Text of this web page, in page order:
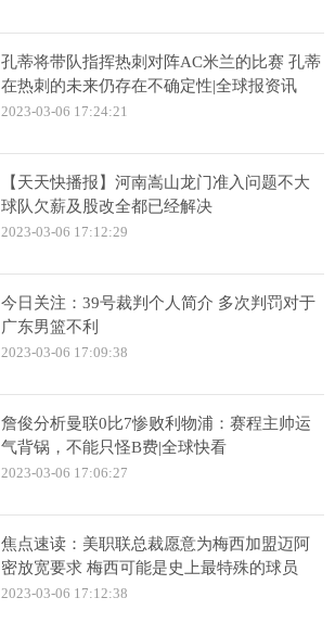
孔蒂将带队指挥热刺对阵AC米兰的比赛 孔蒂
在热刺的未来仍存在不确定性|全球报资讯
2023-03-06 17:24:21
【天天快播报】河南嵩山龙门准入问题不大
球队欠薪及股改全都已经解决
2023-03-06 17:12:29
今日关注：39号裁判个人简介 多次判罚对于
广东男篮不利
2023-03-06 17:09:38
詹俊分析曼联0比7惨败利物浦：赛程主帅运
气背锅，不能只怪B费|全球快看
2023-03-06 17:06:27
焦点速读：美职联总裁愿意为梅西加盟迈阿
密放宽要求 梅西可能是史上最特殊的球员
2023-03-06 17:12:38